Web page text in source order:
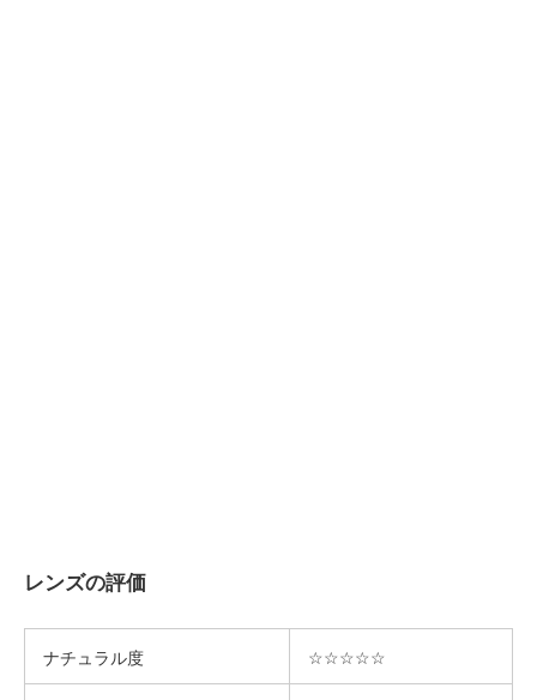
レンズの評価
ナチュラル度 ☆☆☆☆☆